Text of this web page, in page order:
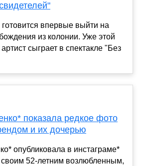
впервые выйти на
из колонии. Уже этой
сыграет в спектакле "Без
показала редкое фото
и их дочерью
опубликовала в инстаграме*
своим 52-летним возлюбленным,